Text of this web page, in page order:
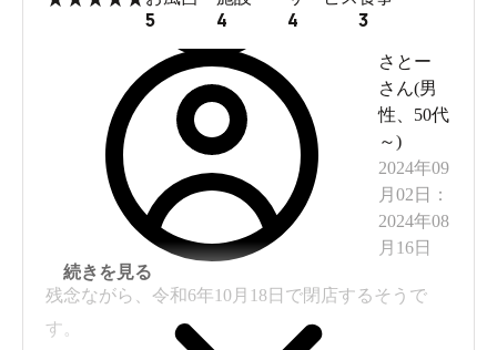
閉店は非常に残念…
5 4 4 3
さとー
さん(男
性
50代
～)
2024年09
月02日
：
2024年08
月16日
残念ながら、令和6年10月18日で閉店するそうで
す。
続きを見る